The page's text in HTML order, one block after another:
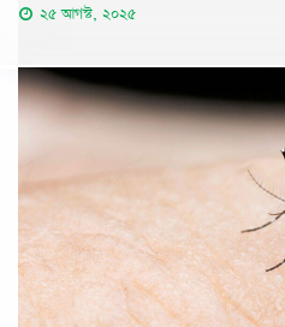
২৫ আগস্ট, ২০২৫